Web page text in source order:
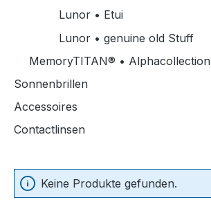
Lunor • Etui
Lunor • genuine old Stuff
MemoryTITAN® • Alphacollection
Sonnenbrillen
Accessoires
Contactlinsen
Keine Produkte gefunden.